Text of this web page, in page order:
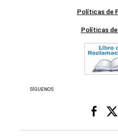
Políticas de
Políticas
SÍGUENOS